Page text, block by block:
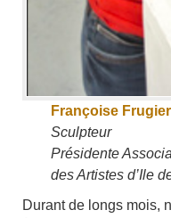
Françoise Frugier
Sculpteur
Présidente
des Artistes d’Ile
Durant de longs mois,